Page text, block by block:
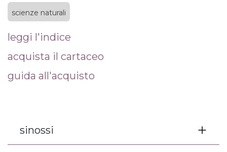
scienze naturali
leggi l'indice
acquista il cartaceo
guida all'acquisto
sinossi